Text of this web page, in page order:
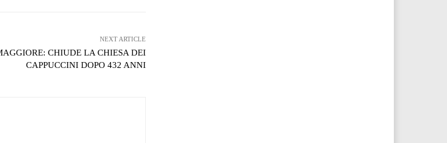
NEXT ARTICLE
CHIUDE LA CHIESA DEI
CAPPUCCINI DOPO 432 ANNI